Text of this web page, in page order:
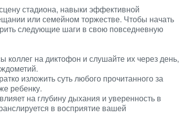
стадиона, навыки эффективной
или семейном торжестве. Чтобы начать
следующие шаги в свою повседневную
коллег на диктофон и слушайте их через день,
изложить суть любого прочитанного за
ребенку.
на глубину дыхания и уверенность в
в восприятие вашей